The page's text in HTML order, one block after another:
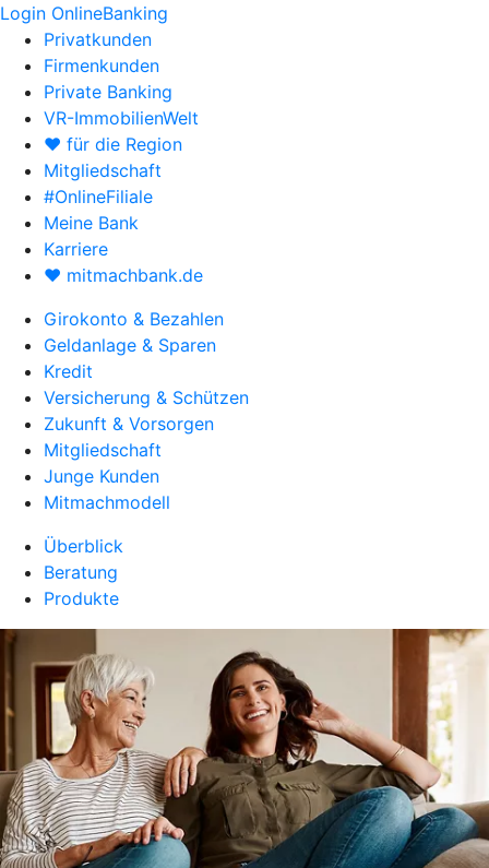
Login OnlineBanking
Privatkunden
Firmenkunden
Private Banking
VR-ImmobilienWelt
♥ für die Region
Mitgliedschaft
#OnlineFiliale
Meine Bank
Karriere
♥ mitmachbank.de
Girokonto & Bezahlen
Geldanlage & Sparen
Kredit
Versicherung & Schützen
Zukunft & Vorsorgen
Mitgliedschaft
Junge Kunden
Mitmachmodell
Überblick
Beratung
Produkte